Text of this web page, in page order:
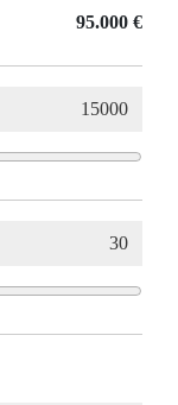
95.000 €